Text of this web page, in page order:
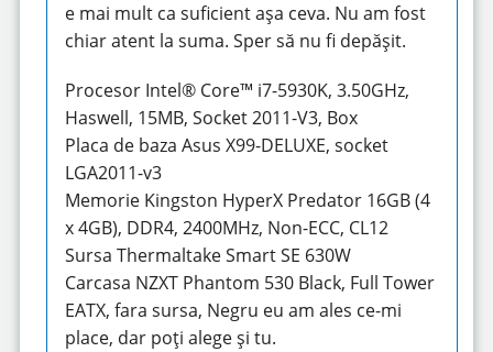
e mai mult ca suficient așa ceva. Nu am fost
chiar atent la suma. Sper să nu fi depășit.
Procesor Intel® Core™ i7-5930K, 3.50GHz,
Haswell, 15MB, Socket 2011-V3, Box
Placa de baza Asus X99-DELUXE, socket
LGA2011-v3
Memorie Kingston HyperX Predator 16GB (4
x 4GB), DDR4, 2400MHz, Non-ECC, CL12
Sursa Thermaltake Smart SE 630W
Carcasa NZXT Phantom 530 Black, Full Tower
EATX, fara sursa, Negru eu am ales ce-mi
place, dar poți alege și tu.